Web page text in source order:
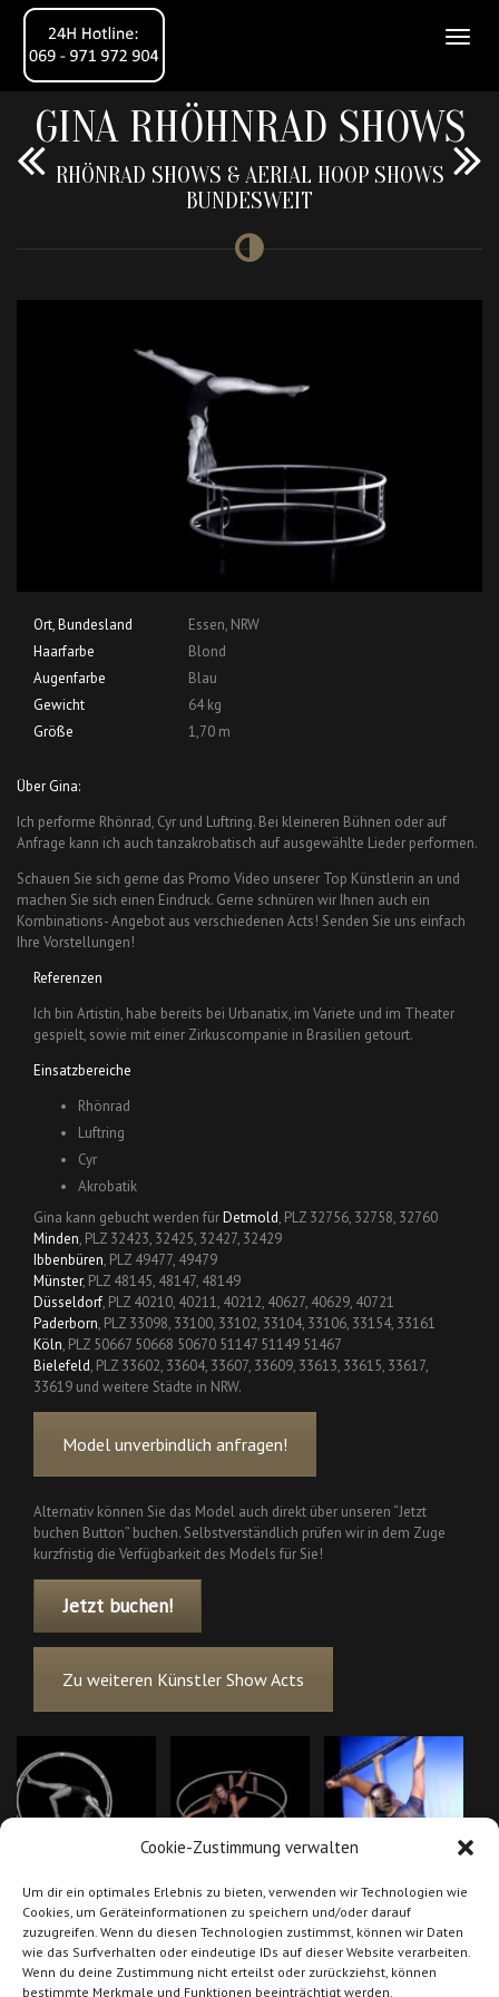
Cookie-Zustimmung verwalten
Um dir ein optimales Erlebnis zu bieten, verwenden wir Technologien wie
Cookies, um Geräteinformationen zu speichern und/oder darauf
zuzugreifen. Wenn du diesen Technologien zustimmst, können wir Daten
wie das Surfverhalten oder eindeutige IDs auf dieser Website verarbeiten.
Wenn du deine Zustimmung nicht erteilst oder zurückziehst, können
bestimmte Merkmale und Funktionen beeinträchtigt werden.
GINA RHÖHNRAD SHOWS
RHÖNRAD SHOWS & AERIAL HOOP SHOWS
BUNDESWEIT
Ort, Bundesland
Essen, NRW
Haarfarbe
Blond
Augenfarbe
Blau
Gewicht
64 kg
Größe
1,70 m
Über Gina:
Ich performe Rhönrad, Cyr und Luftring. Bei kleineren Bühnen oder auf
Anfrage kann ich auch tanzakrobatisch auf ausgewählte Lieder performen.
Schauen Sie sich gerne das Promo Video unserer Top Künstlerin an und
machen Sie sich einen Eindruck. Gerne schnüren wir Ihnen auch ein
Kombinations- Angebot aus verschiedenen Acts! Senden Sie uns einfach
Ihre Vorstellungen!
Referenzen
Ich bin Artistin, habe bereits bei Urbanatix, im Variete und im Theater
gespielt, sowie mit einer Zirkuscompanie in Brasilien getourt.
Einsatzbereiche
Rhönrad
Luftring
Cyr
Akrobatik
Gina kann gebucht werden fürDetmold, PLZ 32756, 32758, 32760
Minden, PLZ 32423, 32425, 32427, 32429
Ibbenbüren, PLZ 49477, 49479
Münster, PLZ 48145, 48147, 48149
Düsseldorf, PLZ 40210, 40211, 40212, 40627, 40629, 40721
Paderborn, PLZ 33098, 33100, 33102, 33104, 33106, 33154, 33161
Köln, PLZ 50667 50668 50670 51147 51149 51467
Bielefeld, PLZ 33602, 33604, 33607, 33609, 33613, 33615, 33617,
33619 und weitere Städte in NRW.
Model unverbindlich anfragen!
Alternativ können Sie das Model auch direkt über unseren “Jetzt
buchen Button” buchen. Selbstverständlich prüfen wir in dem Zuge
kurzfristig die Verfügbarkeit des Models für Sie!
Jetzt buchen!
Zu weiteren Künstler Show Acts